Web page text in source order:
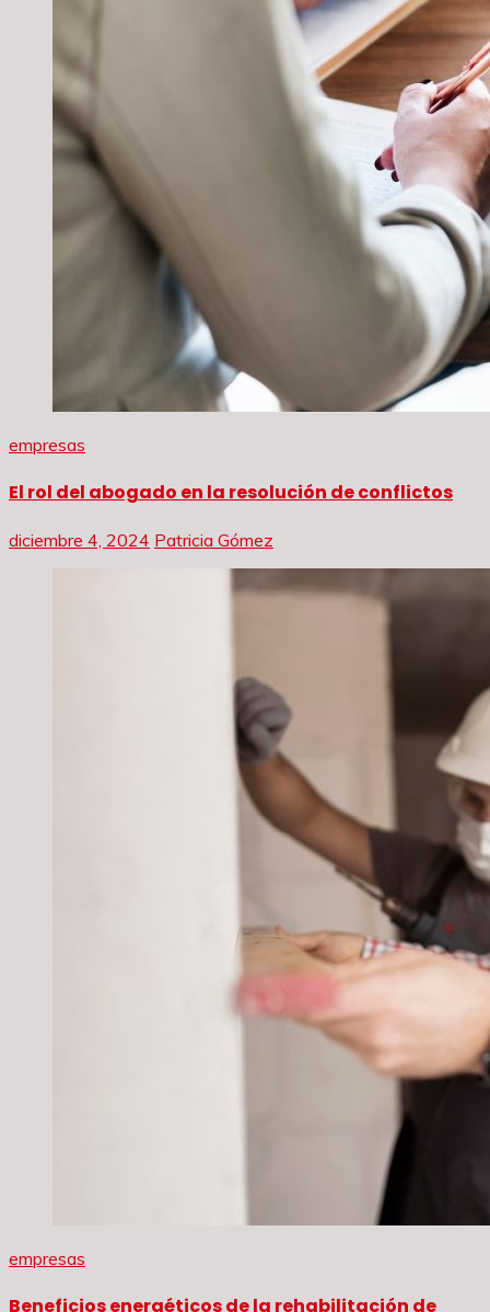
empresas
El rol del abogado en la resolución de conflictos
diciembre 4, 2024 Patricia Gómez
empresas
Beneficios energéticos de la rehabilitación de